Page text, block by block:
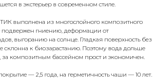
в экстерьер в современном стиле.
выполнена из многослойного композитного
подвержен гниению, деформации от
выгоранию на солнце. Гладкая поверхность без
склонна к биозарастанию. Поэтому вода дольше
за композитным бассейном прост и экономичен.
— 2,5 года, на герметичность чаши — 10 лет.